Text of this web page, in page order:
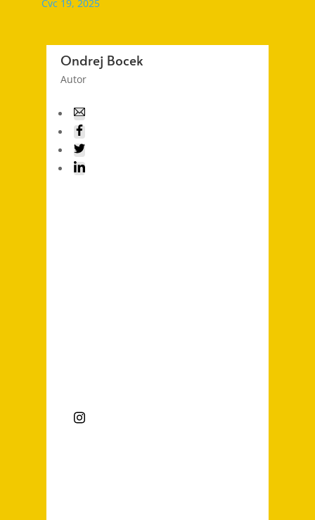
Čvc 19, 2025
Ondrej Bocek
Autor